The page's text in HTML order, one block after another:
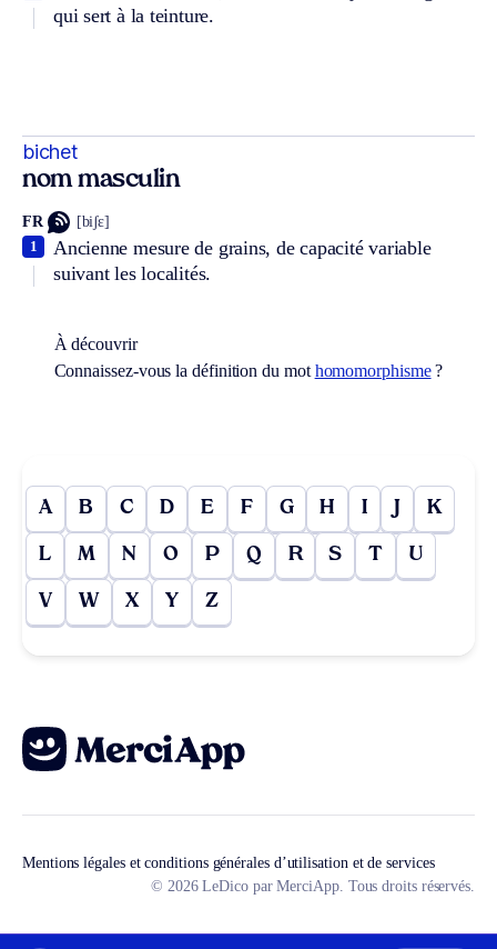
qui sert à la teinture.
bichet
nom masculin
FR [biʃɛ]
Ancienne mesure de grains, de capacité variable
suivant les localités.
1
À découvrir
Connaissez-vous la définition du mot homomorphisme?
A B C D E F G H I J K
L M N O P Q R S T U
V W X Y Z
Mentions légales et conditions générales d’utilisation et de services
© 2026 LeDico par MerciApp. Tous droits réservés.